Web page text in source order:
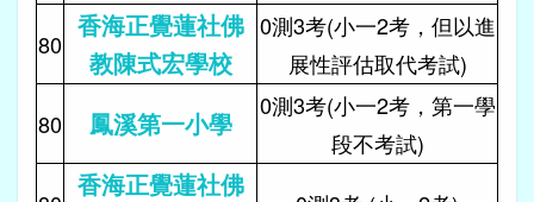
80
香海正覺蓮社佛
教陳式宏學校
0測3考(小一2考，但以進
展性評估取代考試)
80
鳳溪第一小學
0測3考(小一2考，第一學
段不考試)
香海正覺蓮社佛